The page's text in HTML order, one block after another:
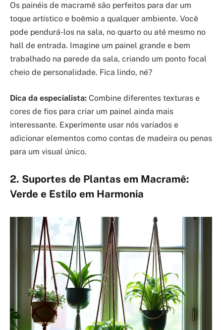
Os painéis de macramê são perfeitos para dar um
toque artístico e boêmio a qualquer ambiente. Você
pode pendurá-los na sala, no quarto ou até mesmo no
hall de entrada. Imagine um painel grande e bem
trabalhado na parede da sala, criando um ponto focal
cheio de personalidade. Fica lindo, né?
Dica da especialista: Combine diferentes texturas e
cores de fios para criar um painel ainda mais
interessante. Experimente usar nós variados e
adicionar elementos como contas de madeira ou penas
para um visual único.
2. Suportes de Plantas em Macramê:
Verde e Estilo em Harmonia